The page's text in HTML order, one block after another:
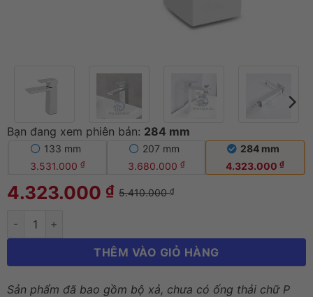
Bạn đang xem phiên bản: 284 mm
133 mm
3.531.000₫
207 mm
3.680.000 ₫
284 mm
4.323.000₫
4.323.000 ₫ 5.410.000₫
Vòi Lavabo TOTO TLG02307V Nóng Lạnh
THÊM VÀO GIỎ HÀNG
Sản phẩm đã bao gồm bộ xả, chưa có ống thải chữ P